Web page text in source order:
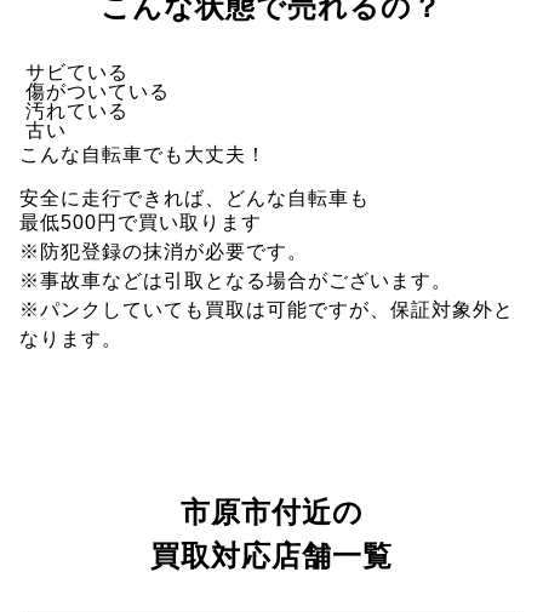
サビている
傷がついている
汚れている
古い
こんな自転車でも大丈夫！
安全に走行できれば、どんな自転車も
最低500円で買い取ります
※防犯登録の抹消が必要です。
※事故車などは引取となる場合がございます。
※パンクしていても買取は可能ですが、保証対象外と
なります。
市原市付近の
買取対応店舗一覧